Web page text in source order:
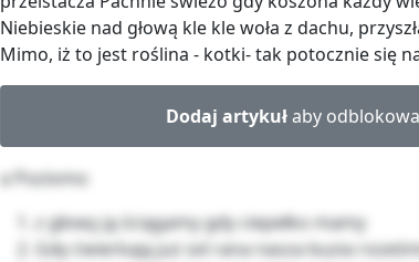
Niebieskie nad głową kle kle woła z dachu,
Mimo, iż to jest roślina - kotki- tak potocznie się
Dodaj artykułaby
a Poziomo
z głowy ją ściągamy gdy ciepełko mamy
Gdy ćwierkają już od rana nasza buzia